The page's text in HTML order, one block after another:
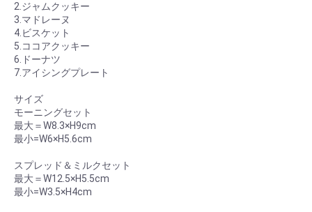
2.ジャムクッキー
3.マドレーヌ
4.ビスケット
5.ココアクッキー
6.ドーナツ
7.アイシングプレート
サイズ
モーニングセット
最大＝W8.3×H9cm
最小=W6×H5.6cm
スプレッド＆ミルクセット
最大＝W12.5×H5.5cm
最小=W3.5×H4cm